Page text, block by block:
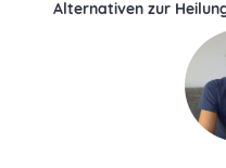
Alternativen zur